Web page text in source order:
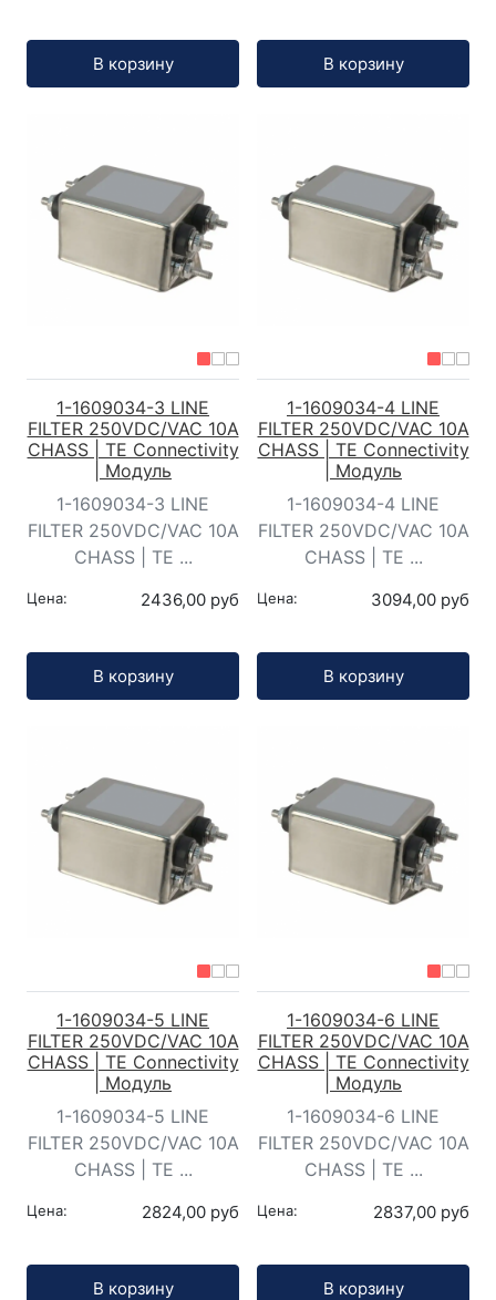
В корзину В корзину
1-1609034-3 LINE
FILTER 250VDC/VAC 10A
CHASS | TE Connectivity
| Модуль
1-1609034-3 LINE
FILTER 250VDC/VAC 10A
CHASS | TE ...
Цена: 2436,00 руб
В корзину
1-1609034-4 LINE
FILTER 250VDC/VAC 10A
CHASS | TE Connectivity
| Модуль
1-1609034-4 LINE
FILTER 250VDC/VAC 10A
CHASS | TE ...
Цена: 3094,00 руб
В корзину
1-1609034-5 LINE
FILTER 250VDC/VAC 10A
CHASS | TE Connectivity
| Модуль
1-1609034-5 LINE
FILTER 250VDC/VAC 10A
CHASS | TE ...
Цена: 2824,00 руб
В корзину
1-1609034-6 LINE
FILTER 250VDC/VAC 10A
CHASS | TE Connectivity
| Модуль
1-1609034-6 LINE
FILTER 250VDC/VAC 10A
CHASS | TE ...
Цена: 2837,00 руб
В корзину